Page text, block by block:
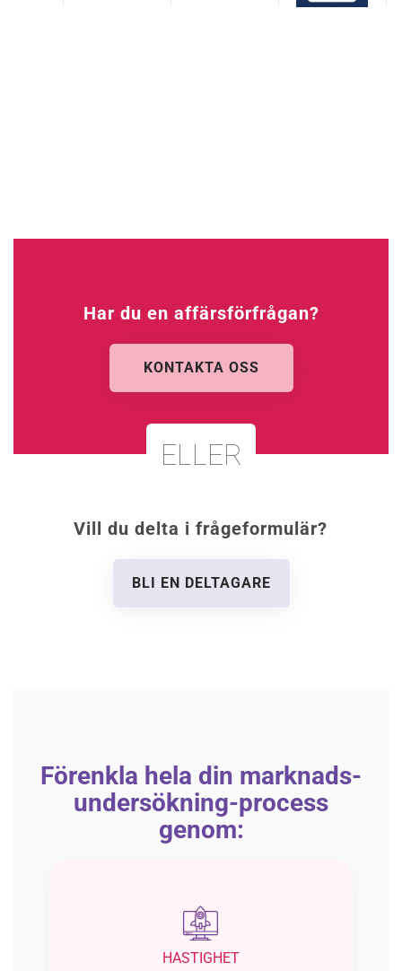
Har du en affärsförfrågan?
KONTAKTA OSS
Vill du delta i frågeformulär?
BLI EN DELTAGARE
ELLER
Förenkla hela din marknads-
undersökning-process
genom:
HASTIGHET